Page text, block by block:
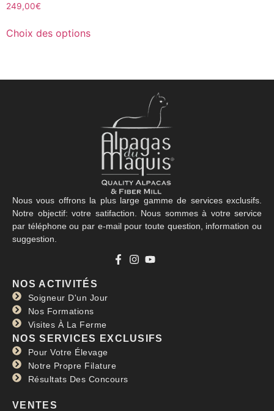
249,00€
Choix des options
Nous vous offrons la plus large gamme de services exclusifs.
Notre objectif: votre satifaction. Nous sommes à votre service
par téléphone ou par e-mail pour toute question, information ou
suggestion.
NOS ACTIVITÉS
Soigneur D'un Jour
Nos Formations
Visites À La Ferme
NOS SERVICES EXCLUSIFS
Pour Votre Élevage
Notre Propre Filature
Résultats Des Concours
VENTES